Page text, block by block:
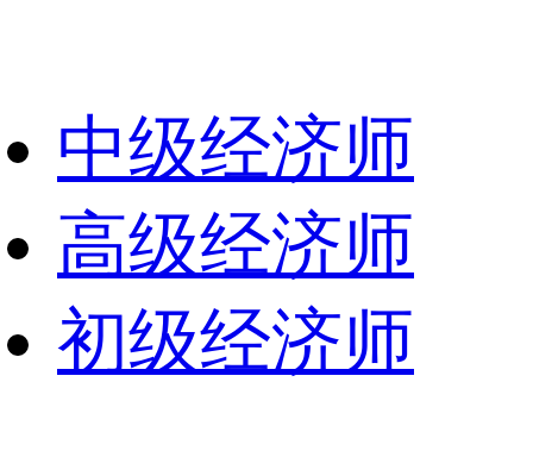
中级经济师
高级经济师
初级经济师